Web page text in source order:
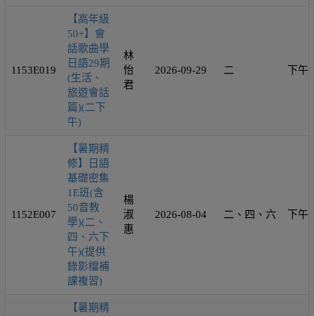
1153E019
【高年級
50+】會
話歌曲學
日語29期
(生活、
旅遊會話
篇)(二下
午)
林
怡
君
2026-09-29 二 下午
1152E007
【暑期精
修】日語
基礎密集
1E班(含
50音教
學)(二、
四、六下
午)(提供
錄影檔補
課複習)
楊
淑
惠
2026-08-04 二、四、六 下午
【暑期精